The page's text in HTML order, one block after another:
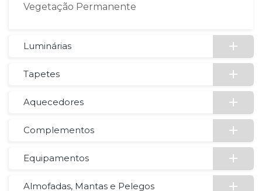
Vegetação Permanente
Luminárias
Tapetes
Aquecedores
Complementos
Equipamentos
Almofadas, Mantas e Pelegos